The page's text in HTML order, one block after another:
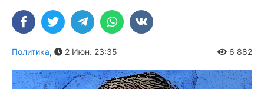
Политика, 2 Июн. 23:35 6 882